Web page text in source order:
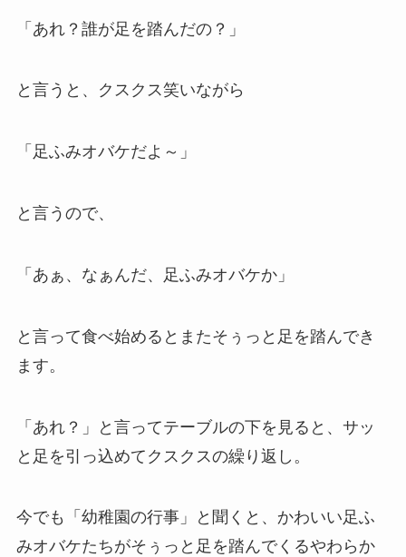
「あれ？誰が足を踏んだの？」
と言うと、クスクス笑いながら
「足ふみオバケだよ～」
と言うので、
「あぁ、なぁんだ、足ふみオバケか」
と言って食べ始めるとまたそぅっと足を踏んでき
ます。
「あれ？」と言ってテーブルの下を見ると、サッ
と足を引っ込めてクスクスの繰り返し。
今でも「幼稚園の行事」と聞くと、かわいい足ふ
みオバケたちがそぅっと足を踏んでくるやわらか